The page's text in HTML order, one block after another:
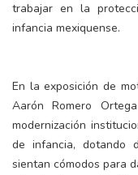
trabajar en la
infancia mexiquense.
En la exposición de
Aarón Romero
modernización
de infancia, dotando
sientan cómodos para